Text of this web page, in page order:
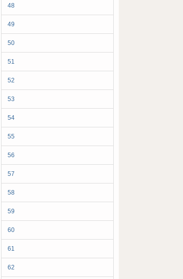
48
49
50
51
52
53
54
55
56
57
58
59
60
61
62